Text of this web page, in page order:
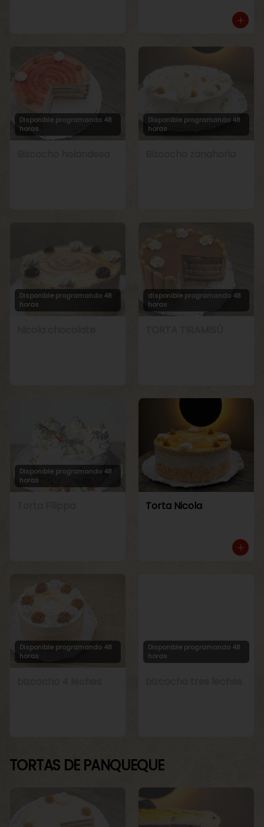
Disponible programando 48
horas
Disponible programando 48
horas
Disponible programando 48
horas
disponible programando 48
horas
Disponible programando 48
horas
Torta Nicola
Disponible programando 48
horas
Disponible programando 48
horas
TORTAS DE PANQUEQUE